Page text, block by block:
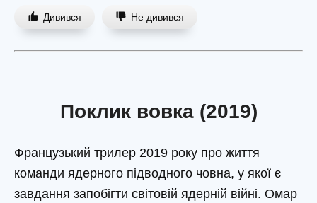
Дивився Не дивився
Поклик вовка (2019)
Французький трилер 2019 року про життя
команди ядерного підводного човна, у якої є
завдання запобігти світовій ядерній війні. Омар